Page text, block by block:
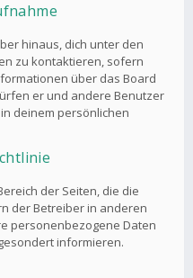
hinaus, dich unter den
zu kontaktieren, sofern
über das Board
er und andere Benutzer
deinem persönlichen
der Seiten, die die
der Betreiber in anderen
personenbezogene Daten
informieren.